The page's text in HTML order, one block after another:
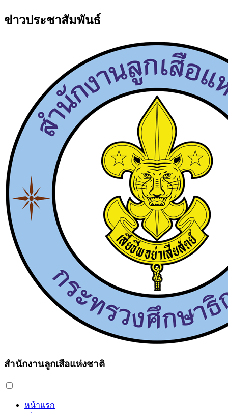
ข่าวประชาสัมพันธ์
สำนักงานลูกเสือแห่งชาติ
หน้าแรก